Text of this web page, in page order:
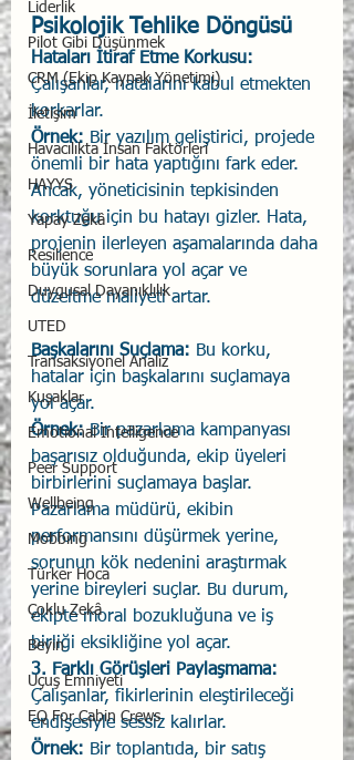
Liderlik
Pilot Gibi Düşünmek
CRM (Ekip Kaynak Yönetimi)
İletişim
Havacılıkta İnsan Faktörleri
HAYYS
Yapay Zekâ
Resilience
Duygusal Dayanıklılık
UTED
Transaksiyonel Analiz
Kuşaklar
Emotional Intelligence
Peer Support
Wellbeing
Mobbing
Türker Hoca
Çoklu Zekâ
Beyin
Uçuş Emniyeti
EQ For Cabin Crews
Psikolojik Tehlike Döngüsü
Hataları İtiraf Etme Korkusu:
Çalışanlar, hatalarını kabul etmekten
korkarlar.
Örnek: Bir yazılım geliştirici, projede
önemli bir hata yaptığını fark eder.
Ancak, yöneticisinin tepkisinden
korktuğu için bu hatayı gizler. Hata,
projenin ilerleyen aşamalarında daha
büyük sorunlara yol açar ve
düzeltme maliyeti artar.
Başkalarını Suçlama: Bu korku,
hatalar için başkalarını suçlamaya
yol açar.
Örnek: Bir pazarlama kampanyası
başarısız olduğunda, ekip üyeleri
birbirlerini suçlamaya başlar.
Pazarlama müdürü, ekibin
performansını düşürmek yerine,
sorunun kök nedenini araştırmak
yerine bireyleri suçlar. Bu durum,
ekipte moral bozukluğuna ve iş
birliği eksikliğine yol açar.
3. Farklı Görüşleri Paylaşmama:
Çalışanlar, fikirlerinin eleştirileceği
endişesiyle sessiz kalırlar.
Örnek: Bir toplantıda, bir satış